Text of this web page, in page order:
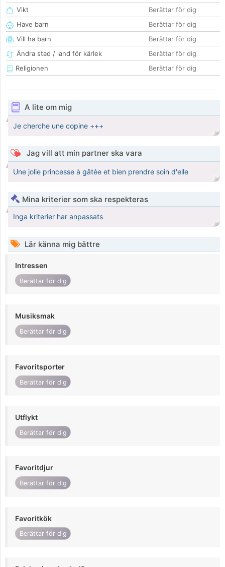
Vikt
Berättar för dig
Have barn
Berättar för dig
Vill ha barn
Berättar för dig
Ändra stad / land för kärlek
Berättar för dig
Religionen
Berättar för dig
A lite om mig
Je cherche une copine +++
Jag vill att min partner ska vara
Une jolie princesse à gâtée et bien prendre soin d'elle
Mina kriterier som ska respekteras
Inga kriterier har anpassats
Lär känna mig bättre
Intressen
Berättar för dig
Musiksmak
Berättar för dig
Favoritsporter
Berättar för dig
Utflykt
Berättar för dig
Favoritdjur
Berättar för dig
Favoritkök
Berättar för dig